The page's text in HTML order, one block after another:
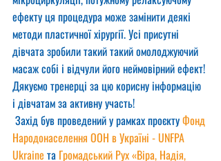
ефекту ця процедура може замінити деякі
методи пластичної хірургії. Усі присутні
дівчата зробили такий такий омолоджуючий
масаж собі і відчули його неймовірний ефект!
Дякуємо тренерці за цю корисну інформацію
і дівчатам за активну участь!
Захід був проведений у рамках проєкту Фонд
Народонаселення ООН в Україні - UNFPA
Ukraine та Громадський Рух «Віра, Надія,